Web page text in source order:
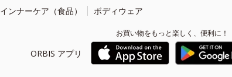
インナーケア（食品） ボディウェア
ORBIS アプリ
お買い物をもっと楽しく、便利に！